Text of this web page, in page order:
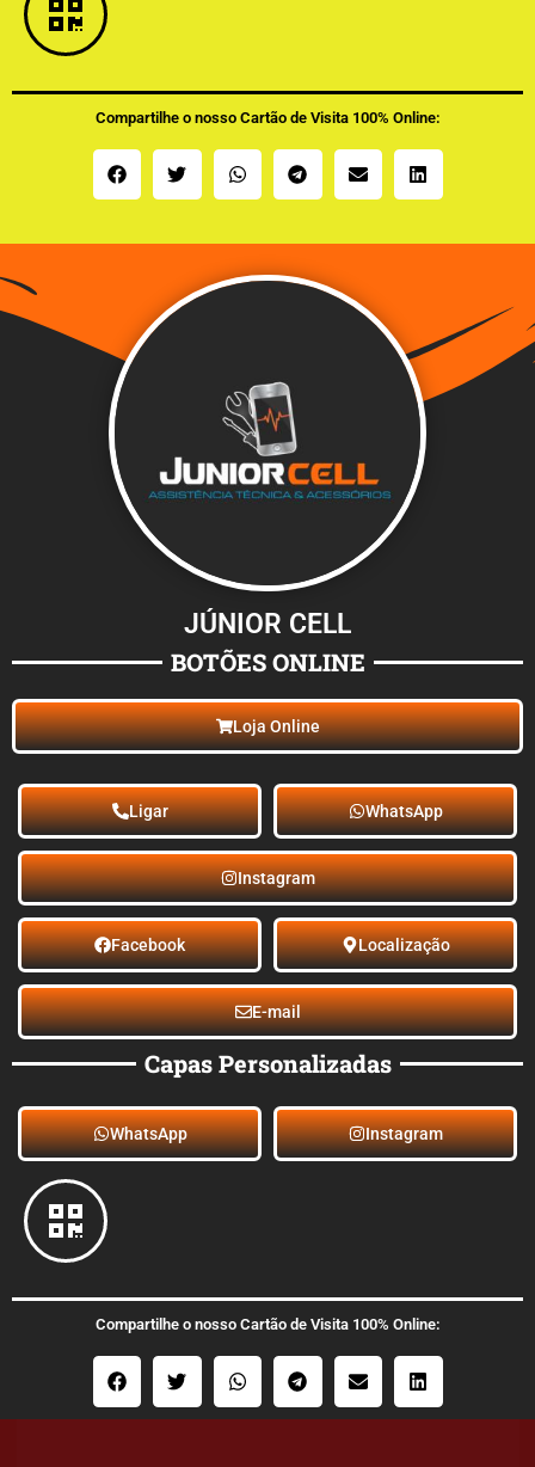
Compartilhe o nosso Cartão de Visita 100% Online:
JÚNIOR CELL
BOTÕES ONLINE
Loja Online
Ligar WhatsApp
Instagram
Facebook Localização
E-mail
Capas Personalizadas
WhatsApp Instagram
Compartilhe o nosso Cartão de Visita 100% Online: